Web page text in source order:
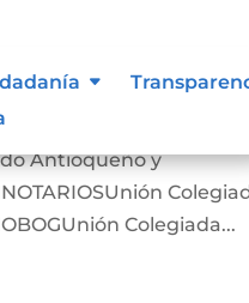
y otros
Antioqueño y
Colegiada...